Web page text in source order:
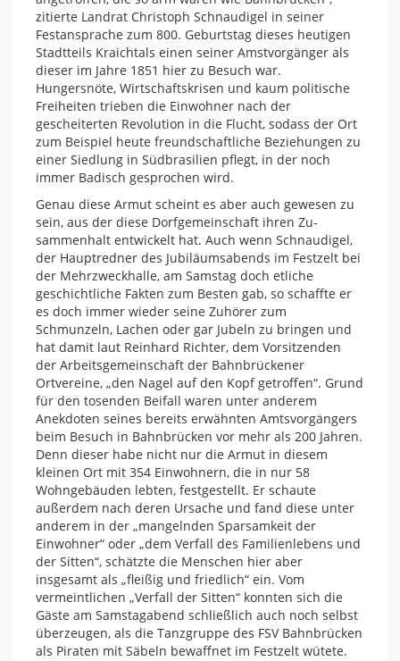
zitierte Landrat Christoph Schnaudigel in seiner
Festansprache zum 800. Geburtstag dieses heutigen
Stadtteils Kraichtals einen seiner Amstvorgänger als
dieser im Jahre 1851 hier zu Besuch war.
Hungersnöte, Wirtschaftskrisen und kaum politische
Freiheiten trieben die Einwohner nach der
gescheiterten Revolution in die Flucht, sodass der Ort
zum Beispiel heute freundschaftliche Beziehungen zu
einer Siedlung in Südbrasilien pflegt, in der noch
immer Badisch gesprochen wird.
Genau diese Armut scheint es aber auch gewesen zu
sein, aus der diese Dorfgemeinschaft ihren Zu-
sammenhalt entwickelt hat. Auch wenn Schnaudigel,
der Hauptredner des Jubiläumsabends im Festzelt bei
der Mehrzweckhalle, am Samstag doch etliche
geschichtliche Fakten zum Besten gab, so schaffte er
es doch immer wieder seine Zuhörer zum
Schmunzeln, Lachen oder gar Jubeln zu bringen und
hat damit laut Reinhard Richter, dem Vorsitzenden
der Arbeitsgemeinschaft der Bahnbrückener
Ortvereine, „den Nagel auf den Kopf getroffen“. Grund
für den tosenden Beifall waren unter anderem
Anekdoten seines bereits erwähnten Amtsvorgängers
beim Besuch in Bahnbrücken vor mehr als 200 Jahren.
Denn dieser habe nicht nur die Armut in diesem
kleinen Ort mit 354 Einwohnern, die in nur 58
Wohngebäuden lebten, festgestellt. Er schaute
außerdem nach deren Ursache und fand diese unter
anderem in der „mangelnden Sparsamkeit der
Einwohner“ oder „dem Verfall des Familienlebens und
der Sitten“, schätzte die Menschen hier aber
insgesamt als „fleißig und friedlich“ ein. Vom
vermeintlichen „Verfall der Sitten“ konnten sich die
Gäste am Samstagabend schließlich auch noch selbst
überzeugen, als die Tanzgruppe des FSV Bahnbrücken
als Piraten mit Säbeln bewaffnet im Festzelt wütete.